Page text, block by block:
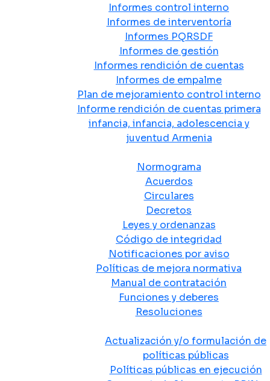
Informes control interno
Informes de interventoría
Informes PQRSDF
Informes de gestión
Informes rendición de cuentas
Informes de empalme
Plan de mejoramiento control interno
Informe rendición de cuentas primera
infancia, infancia, adolescencia y
juventud Armenia
Normograma
Acuerdos
Circulares
Decretos
Leyes y ordenanzas
Código de integridad
Notificaciones por aviso
Políticas de mejora normativa
Manual de contratación
Funciones y deberes
Resoluciones
Actualización y/o formulación de
políticas públicas
Políticas públicas en ejecución